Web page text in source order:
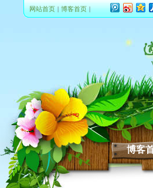
网站首页|博客首页|
博客